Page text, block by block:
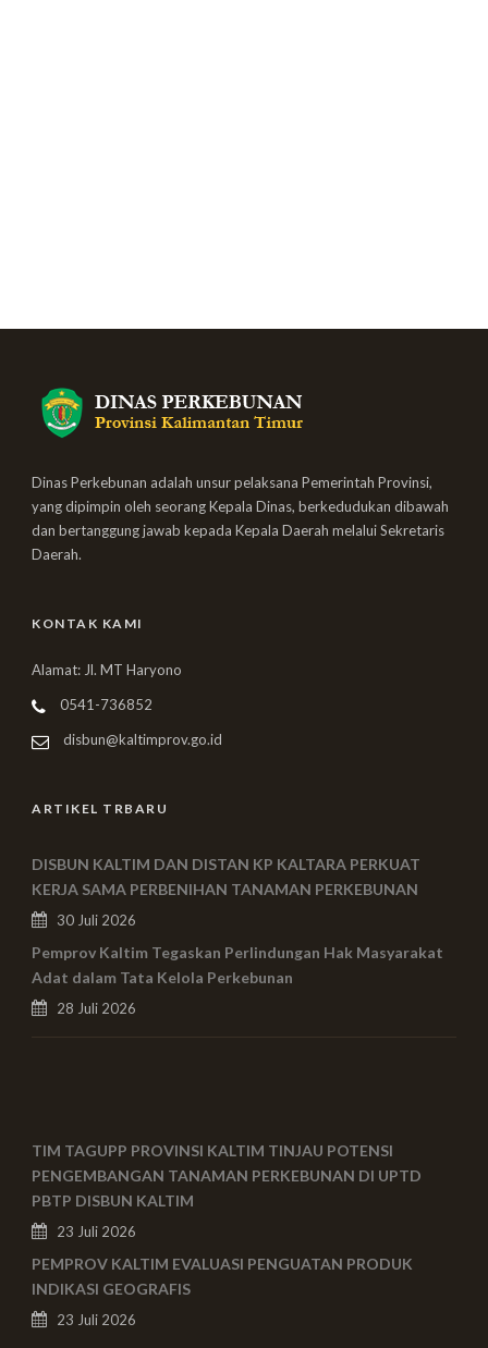
Dinas Perkebunan adalah unsur pelaksana Pemerintah Provinsi,
yang dipimpin oleh seorang Kepala Dinas, berkedudukan dibawah
dan bertanggung jawab kepada Kepala Daerah melalui Sekretaris
Daerah.
KONTAK KAMI
Alamat: Jl. MT Haryono
0541-736852
disbun@kaltimprov.go.id
ARTIKEL TRBARU
DISBUN KALTIM DAN DISTAN KP KALTARA PERKUAT
KERJA SAMA PERBENIHAN TANAMAN PERKEBUNAN
30 Juli 2026
Pemprov Kaltim Tegaskan Perlindungan Hak Masyarakat
Adat dalam Tata Kelola Perkebunan
28 Juli 2026
TIM TAGUPP PROVINSI KALTIM TINJAU POTENSI
PENGEMBANGAN TANAMAN PERKEBUNAN DI UPTD
PBTP DISBUN KALTIM
23 Juli 2026
PEMPROV KALTIM EVALUASI PENGUATAN PRODUK
INDIKASI GEOGRAFIS
23 Juli 2026